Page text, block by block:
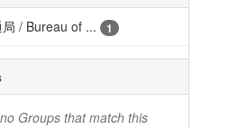
/ Bureau of ...
1
Groups that match this